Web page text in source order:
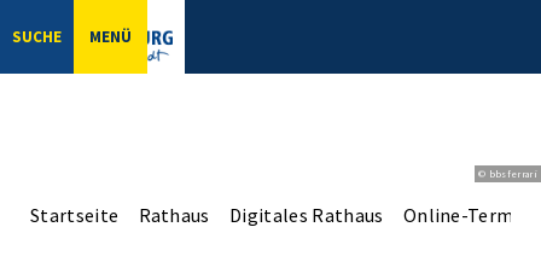
SUCHE MENÜ
© bbsferrari
Startseite Rathaus Digitales Rathaus Online-